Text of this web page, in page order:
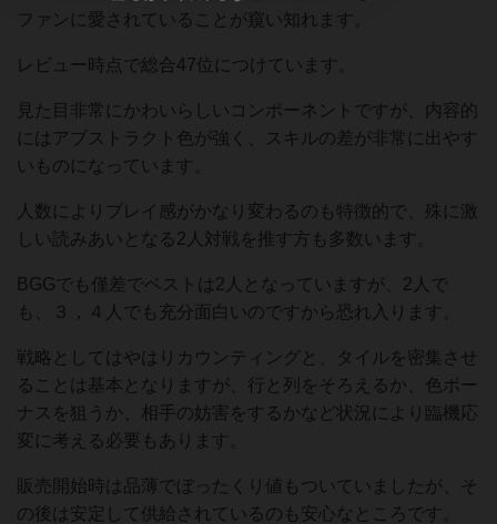
ファンに愛されていることが窺い知れます。
レビュー時点で総合47位につけています。
見た目非常にかわいらしいコンポーネントですが、内容的
にはアブストラクト色が強く、スキルの差が非常に出やす
いものになっています。
人数によりプレイ感がかなり変わるのも特徴的で、殊に激
しい読みあいとなる2人対戦を推す方も多数います。
BGGでも僅差でベストは2人となっていますが、2人で
も、３，４人でも充分面白いのですから恐れ入ります。
戦略としてはやはりカウンティングと、タイルを密集させ
ることは基本となりますが、行と列をそろえるか、色ボー
ナスを狙うか、相手の妨害をするかなど状況により臨機応
変に考える必要もあります。
販売開始時は品薄でぼったくり値もついていましたが、そ
の後は安定して供給されているのも安心なところです。